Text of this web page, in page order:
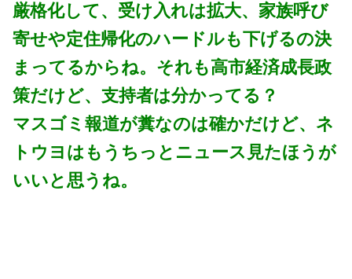
厳格化して、受け入れは拡大、家族呼び
寄せや定住帰化のハードルも下げるの決
まってるからね。それも高市経済成長政
策だけど、支持者は分かってる？
マスゴミ報道が糞なのは確かだけど、ネ
トウヨはもうちっとニュース見たほうが
いいと思うね。